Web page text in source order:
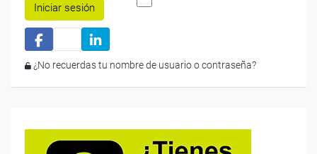
Iniciar sesión
¿No recuerdas tu nombre de usuario o contraseña?